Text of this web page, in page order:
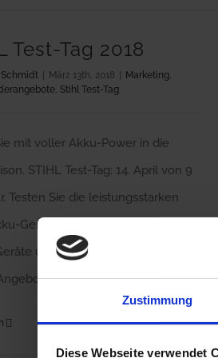
Zustimmung
Diese Webseite verwendet
Test-Tag 2018
März 13th, 2018 Marketing,
, Stihl Test-Tag
mit voller Akku-Power in die
STIHL Test-Tag: 14. April von 9
Testen Sie die leistungsstarken
Geräte sowie weitere STIHL und
und entdecken Sie attraktive